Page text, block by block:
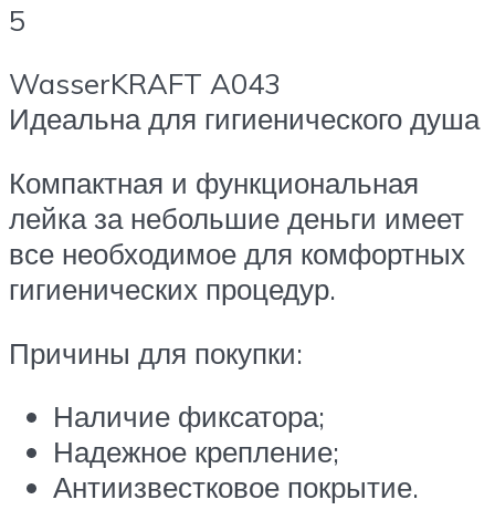
5
WasserKRAFT A043
Идеальна для гигиенического душа
Компактная и функциональная
лейка за небольшие деньги имеет
все необходимое для комфортных
гигиенических процедур.
Причины для покупки:
Наличие фиксатора;
Надежное крепление;
Антиизвестковое покрытие.